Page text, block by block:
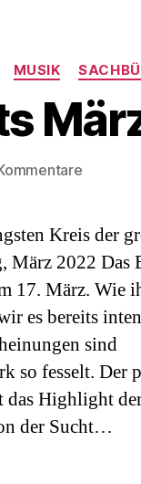
MUSIK
zu
Monats
März
Kreis der
März 2022 Das
17. März. Wie
es bereits
sind
so fesselt. Der
das Highlight
der Sucht…